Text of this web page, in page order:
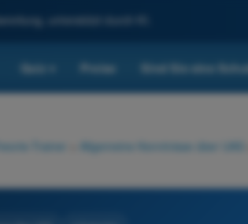
unterstützt durch KI.
Quiz Preise Sind Sie eine
Trainer Allgemeine Kenntnisse über UAS